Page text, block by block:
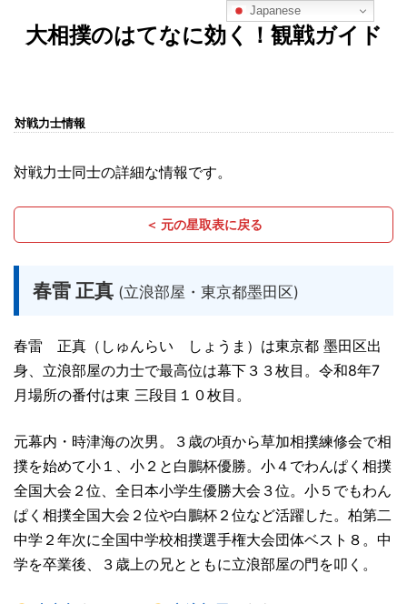
大相撲のはてなに効く！観戦ガイド
対戦力士情報
対戦力士同士の詳細な情報です。
＜ 元の星取表に戻る
春雷 正真 (立浪部屋・東京都墨田区)
春雷 正真（しゅんらい しょうま）は東京都 墨田区出
身、立浪部屋の力士で最高位は幕下３３枚目。令和8年7
月場所の番付は東 三段目１０枚目。
元幕内・時津海の次男。３歳の頃から草加相撲練修会で相
撲を始めて小１、小２と白鵬杯優勝。小４でわんぱく相撲
全国大会２位、全日本小学生優勝大会３位。小５でもわん
ぱく相撲全国大会２位や白鵬杯２位など活躍した。柏第二
中学２年次に全国中学校相撲選手権大会団体ベスト８。中
学を卒業後、３歳上の兄とともに立浪部屋の門を叩く。
Japanese